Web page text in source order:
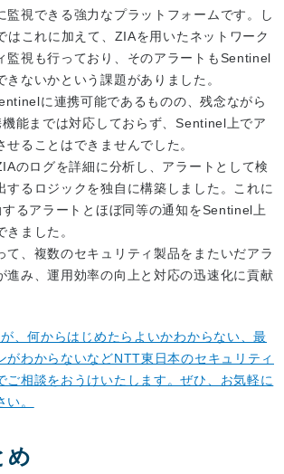
監視できる強力なプラットフォームです。し
はこれに加えて、ZIAを用いたネットワーク
監視も行っており、そのアラートもSentinel
きないかという課題がありました。
に連携可能であるものの、残念ながら
能までは対応しておらず、Sentinel上でア
せることはできませんでした。
のログを詳細に分析し、アラートとして検
するロジックを独自に構築しました。これに
るアラートとほぼ同等の通知をSentinel上
ました。
て、複数のセキュリティ製品をまたいだアラ
進み、運用効率の向上と対応の迅速化に貢献
、何からはじめたらよいかわからない、最
がわからないなどNTT東日本のセキュリティ
ご相談をおうけいたします。ぜひ、お気軽に
。
め